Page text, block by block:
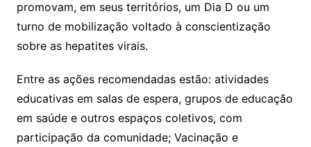
promovam, em seus territórios, um Dia D ou um
turno de mobilização voltado à conscientização
sobre as hepatites virais.
Entre as ações recomendadas estão: atividades
educativas em salas de espera, grupos de educação
em saúde e outros espaços coletivos, com
participação da comunidade; Vacinação e